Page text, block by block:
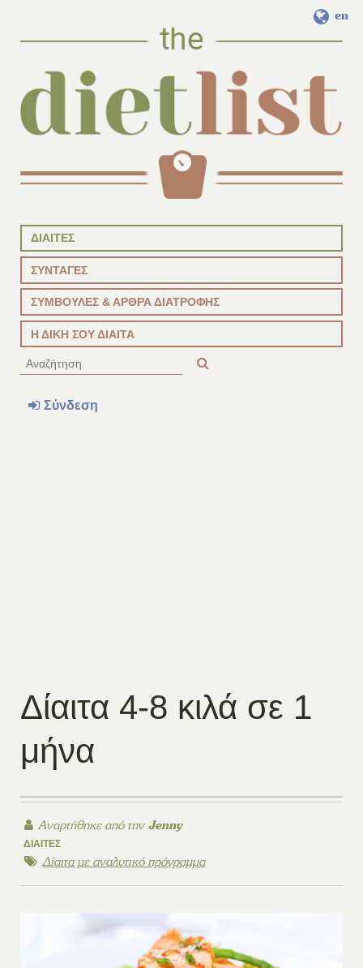
en
ΔΙΑΙΤΕΣ
ΣΥΝΤΑΓΕΣ
ΣΥΜΒΟΥΛΕΣ & ΑΡΘΡΑ ΔΙΑΤΡΟΦΗΣ
Η ΔΙΚΗ ΣΟΥ ΔΙΑΙΤΑ
Σύνδεση
Δίαιτα 4-8 κιλά σε 1
μήνα
Αναρτήθηκε από τηνJenny
ΔΊΑΙΤΕΣ
Δίαιτα με αναλυτικό πρόγραμμα